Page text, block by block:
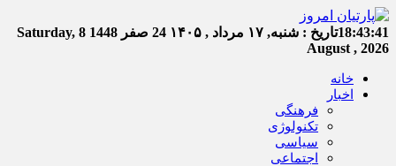
18:43:41تاریخ : شنبه, ۱۷ مرداد , ۱۴۰۵ 24 صفر 1448
Saturday, 8
August , 2026
خانه
اخبار
فرهنگی
تکنولوژی
سیاسی
اجتماعی